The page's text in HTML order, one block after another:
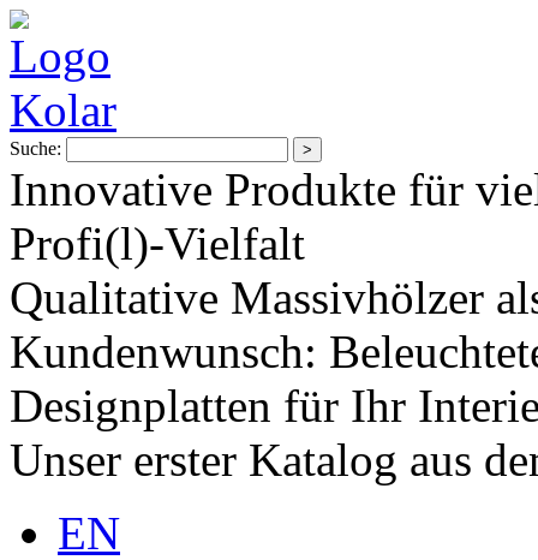
Suche:
Innovative Produkte für
Profi(l)-Vielfalt
Qualitative Massivhölzer
Kundenwunsch:
Designplatten für Ihr
Unser erster Katalog aus
EN